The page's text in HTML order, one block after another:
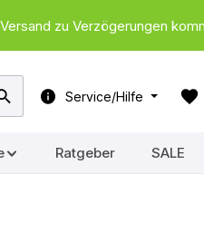
zu Verzögerungen
Service/Hilfe
Ratgeber SALE